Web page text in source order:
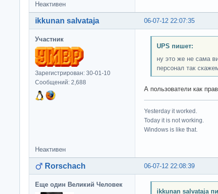
Неактивен
06-07-12 22:07:35
ikkunan salvataja
Участник
Зарегистрирован: 30-01-10
Сообщений: 2,688
UPS пишет:
ну это же не сама
персонал так
А пользователи как
Yesterday it worked.
Today it is not working.
Windows is like that.
Неактивен
06-07-12 22:08:39
Rorschach
Еще один Великий Человек
ikkunan salvataja